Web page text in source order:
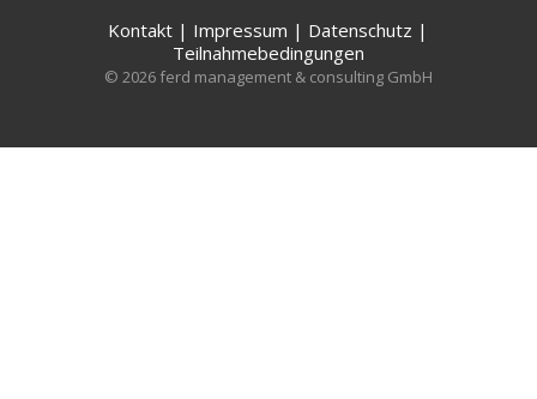
Kontakt | Impressum | Datenschutz |
Teilnahmebedingungen
© 2026 ferd management & consulting GmbH